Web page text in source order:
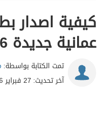
كيفية اصدار
عمانية جديدة 2026
تمت الكتابة بواسطة:
آخر تحديث: 27 فبراير 2026 - 1:04م